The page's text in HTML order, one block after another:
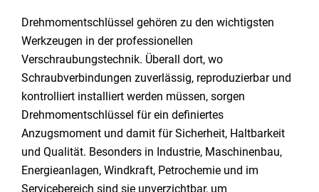
Drehmomentschlüssel gehören zu den wichtigsten
Werkzeugen in der professionellen
Verschraubungstechnik. Überall dort, wo
Schraubverbindungen zuverlässig, reproduzierbar und
kontrolliert installiert werden müssen, sorgen
Drehmomentschlüssel für ein definiertes
Anzugsmoment und damit für Sicherheit, Haltbarkeit
und Qualität. Besonders in Industrie, Maschinenbau,
Energieanlagen, Windkraft, Petrochemie und im
Servicebereich sind sie unverzichtbar, um